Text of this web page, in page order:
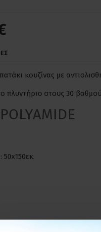
κουζίνας με
πλυντήριο στους 30
50x150εκ.